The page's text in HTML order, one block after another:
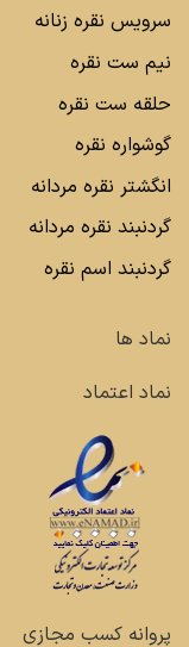
سرویس نقره زنانه
نیم ست نقره
حلقه ست نقره
گوشواره نقره
انگشتر نقره مردانه
گردنبند نقره مردانه
گردنبند اسم نقره
نماد ها
نماد اعتماد
پروانه کسب مجازی